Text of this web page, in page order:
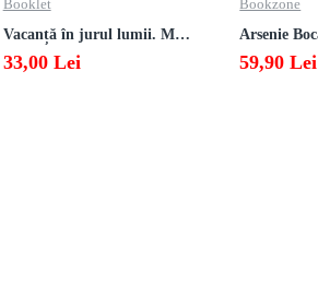
Booklet
Vacanță în jurul lumii. Matematică clasa a V-a – EDIȚIA 2026
33,00 Lei
Bookzone
59,90 Lei